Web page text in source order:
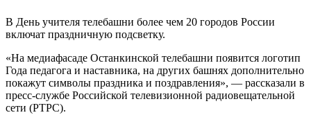
В День учителя телебашни более чем 20 городов России
включат праздничную подсветку.
«На медиафасаде Останкинской телебашни появится логотип
Года педагога и наставника, на других башнях дополнительно
покажут символы праздника и поздравления», — рассказали в
пресс-службе Российской телевизионной радиовещательной
сети (РТРС).